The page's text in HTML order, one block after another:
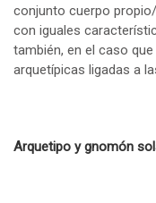
conjunto cuerpo
con iguales
también, en el caso
arquetípicas ligadas a
Arquetipo y gnomón